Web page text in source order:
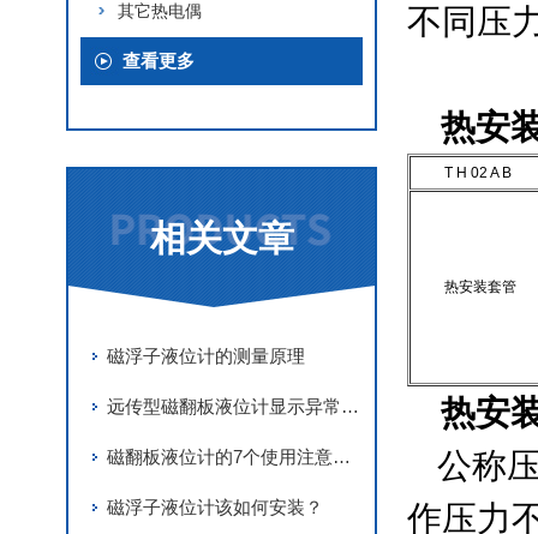
其它热电偶
查看更多
相关文章
磁浮子液位计的测量原理
远传型磁翻板液位计显示异常的四种解决办法
磁翻板液位计的7个使用注意事项
磁浮子液位计该如何安装？
不同压
热安
T H 02 A B
热安装套管
热安
公称
作压力